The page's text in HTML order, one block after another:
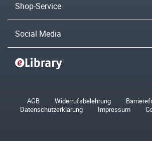
Shop-Service
Social Media
AGB Widerrufsbelehrung
Datenschutzerklärung
Impressum